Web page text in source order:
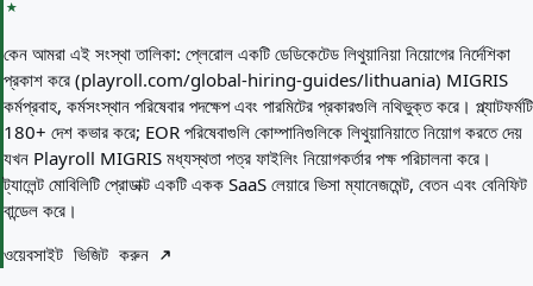
কেন আমরা এই সংস্থা তালিকা: প্লেরোল একটি ডেডিকেটেড লিথুয়ানিয়া নিয়োগের নির্দেশিকা
প্রকাশ করে (playroll.com/global-hiring-guides/lithuania) MIGRIS
কর্মপ্রবাহ, কর্মসংস্থান পরিষেবার পদক্ষেপ এবং পারমিটের প্রকারগুলি নথিভুক্ত করে। প্ল্যাটফর্মটি
180+ দেশ কভার করে; EOR পরিষেবাগুলি কোম্পানিগুলিকে লিথুয়ানিয়াতে নিয়োগ করতে দেয়
যখন Playroll MIGRIS মধ্যস্থতা পত্র ফাইলিং নিয়োগকর্তার পক্ষ পরিচালনা করে।
ট্যালেন্ট মোবিলিটি প্রোডাক্ট একটি একক SaaS লেয়ারে ভিসা ম্যানেজমেন্ট, বেতন এবং বেনিফিট
বান্ডেল করে।
ওয়েবসাইট ভিজিট করুন